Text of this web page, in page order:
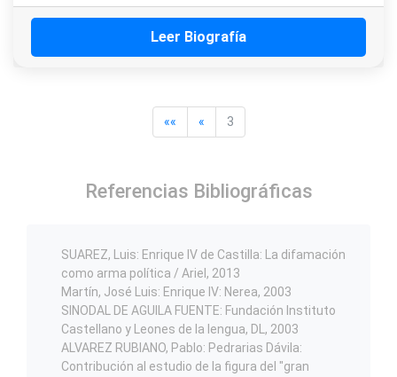
Leer Biografía
«« « 3
Referencias Bibliográficas
SUAREZ, Luis: Enrique IV de Castilla: La difamación
como arma política / Ariel, 2013
Martín, José Luis: Enrique IV: Nerea, 2003
SINODAL DE AGUILA FUENTE: Fundación Instituto
Castellano y Leones de la lengua, DL, 2003
ALVAREZ RUBIANO, Pablo: Pedrarias Dávila:
Contribución al estudio de la figura del "gran